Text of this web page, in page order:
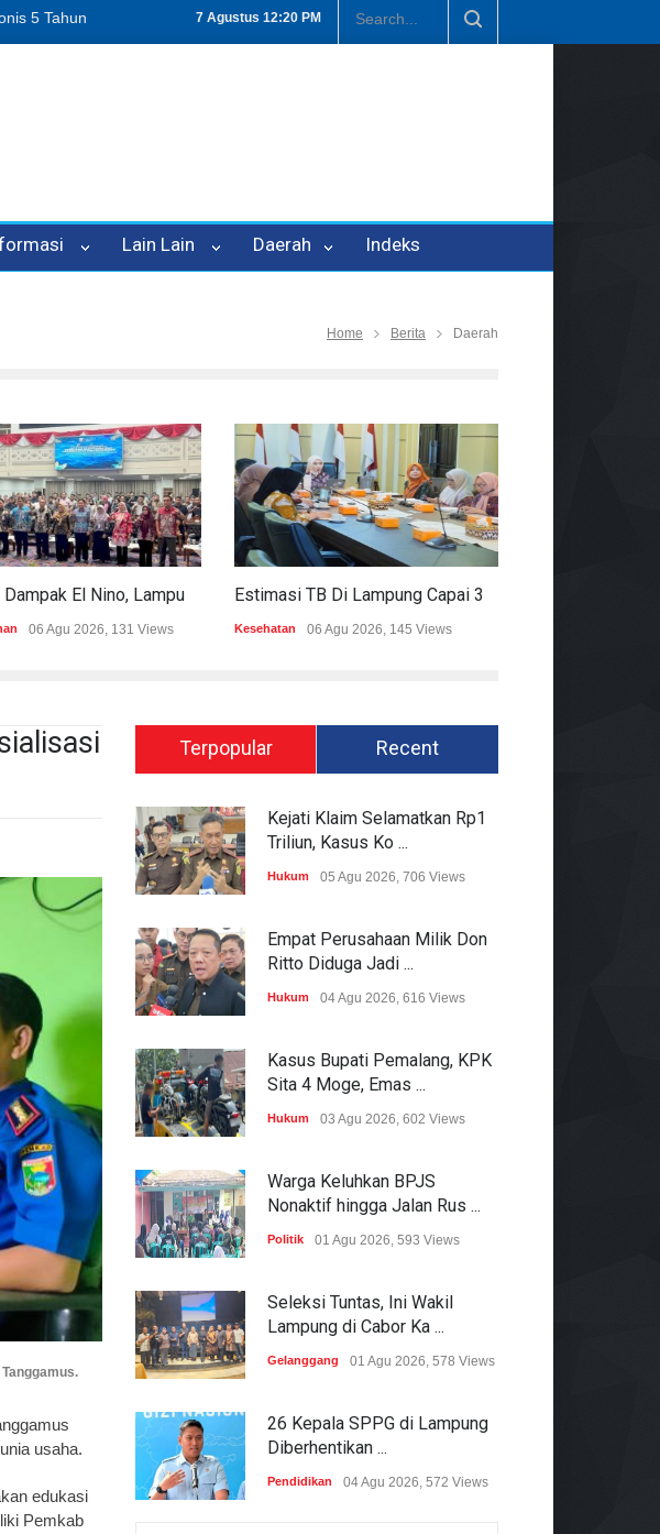
7 Agustus 12:20 PM
Polisi Tetapkan P-21 Tembus Rp1,6 Triliun, Nilai Investasi di Lamteng Tertinggi di
Lain Lain Daerah Indeks
Home Berita Daerah
06 Agu 2026, 131 Views Kesehatan 06 Agu 2026, 145 Views
usaha.
edukasi
Pemkab
Terpopular Recent
Kejati Klaim Selamatkan Rp1
Triliun, Kasus Ko ...
Hukum 05 Agu 2026, 706 Views
Empat Perusahaan Milik Don
Ritto Diduga Jadi ...
Hukum 04 Agu 2026, 616 Views
Kasus Bupati Pemalang, KPK
Sita 4 Moge, Emas ...
Hukum 03 Agu 2026, 602 Views
Warga Keluhkan BPJS
Nonaktif hingga Jalan Rus ...
Politik 01 Agu 2026, 593 Views
Seleksi Tuntas, Ini Wakil
Lampung di Cabor Ka ...
Gelanggang 01 Agu 2026, 578 Views
26 Kepala SPPG di Lampung
Diberhentikan ...
Pendidikan 04 Agu 2026, 572 Views